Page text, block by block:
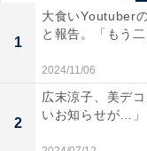
1
大食いYoutuber
と報告。「もう
2024/11/06
2
広末涼子、美デ
いお知らせが…